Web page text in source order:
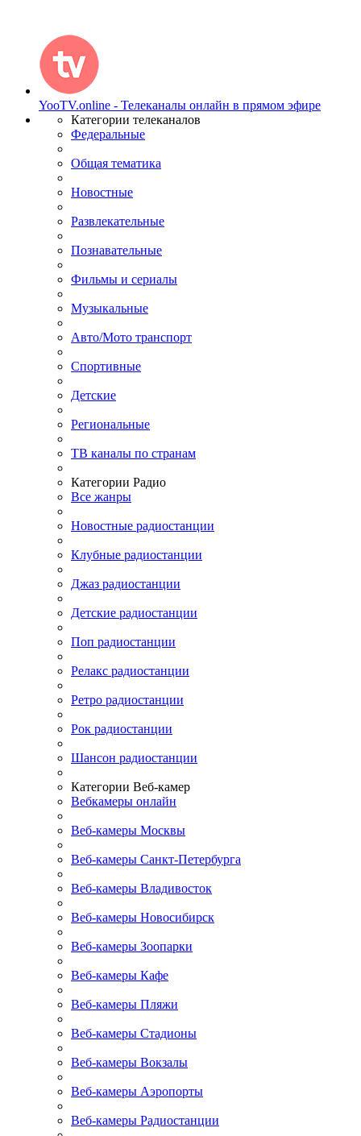
YooTV.online - Телеканалы онлайн в прямом эфире
Категории телеканалов
Федеральные
Общая тематика
Новостные
Развлекательные
Познавательные
Фильмы и сериалы
Музыкальные
Авто/Мото транспорт
Спортивные
Детские
Региональные
ТВ каналы по странам
Категории Радио
Все жанры
Новостные радиостанции
Клубные радиостанции
Джаз радиостанции
Детские радиостанции
Поп радиостанции
Релакс радиостанции
Ретро радиостанции
Рок радиостанции
Шансон радиостанции
Категории Веб-камер
Вебкамеры онлайн
Веб-камеры Москвы
Веб-камеры Санкт-Петербурга
Веб-камеры Владивосток
Веб-камеры Новосибирск
Веб-камеры Зоопарки
Веб-камеры Кафе
Веб-камеры Пляжи
Веб-камеры Стадионы
Веб-камеры Вокзалы
Веб-камеры Аэропорты
Веб-камеры Радиостанции